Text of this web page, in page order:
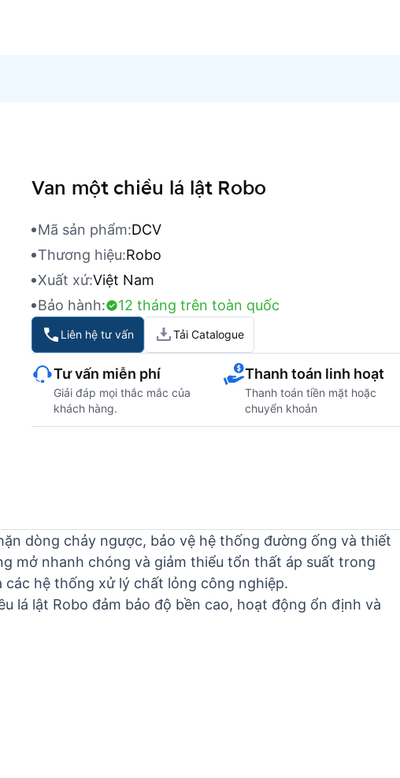
Van một chiều lá lật Robo
Mã sản phẩm:DCV
Thương hiệu:Robo
Xuất xứ:Việt Nam
Bảo hành:
12 tháng trên toàn quốc
Liên hệ tư vấn Tải Catalogue
Tư vấn miễn phí
Giải đáp mọi thắc mắc của
khách hàng.
Thanh toán linh hoạt
Thanh toán tiền mặt hoặc
chuyển khoản
dòng chảy ngược, bảo vệ hệ thống đường ống và thiết
mở nhanh chóng và giảm thiểu tổn thất áp suất trong
hệ thống xử lý chất lỏng công nghiệp.
lá lật Robo đảm bảo độ bền cao, hoạt động ổn định và